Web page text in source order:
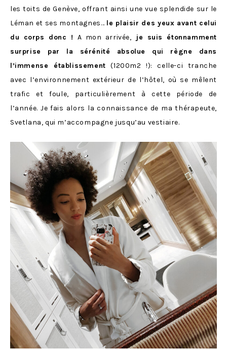
les toits de Genève, offrant ainsi une vue splendide sur le
Léman et ses montagnes… le plaisir des yeux avant celui
du corps donc ! A mon arrivée, je suis étonnamment
surprise par la sérénité absolue qui règne dans
l’immense établissement (1200m2 !): celle-ci tranche
avec l’environnement extérieur de l’hôtel, où se mêlent
trafic et foule, particulièrement à cette période de
l’année. Je fais alors la connaissance de ma thérapeute,
Svetlana, qui m’accompagne jusqu’au vestiaire.